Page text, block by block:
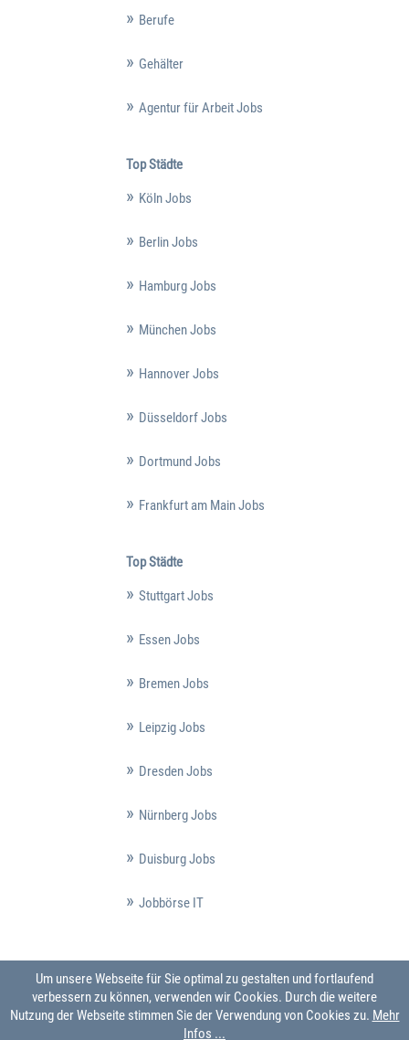
Berufe
Gehälter
Agentur für Arbeit Jobs
Top Städte
Köln Jobs
Berlin Jobs
Hamburg Jobs
München Jobs
Hannover Jobs
Düsseldorf Jobs
Dortmund Jobs
Frankfurt am Main Jobs
Top Städte
Stuttgart Jobs
Essen Jobs
Bremen Jobs
Leipzig Jobs
Dresden Jobs
Nürnberg Jobs
Duisburg Jobs
Jobbörse IT
Um unsere Webseite für Sie optimal zu gestalten und fortlaufend
verbessern zu können, verwenden wir Cookies. Durch die weitere
Nutzung der Webseite stimmen Sie der Verwendung von Cookies zu. Mehr
Infos ...